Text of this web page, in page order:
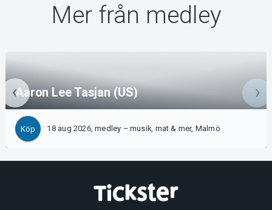
Mer från medley
Aaron Lee Tasjan (US)
Köp 18 aug 2026, medley – musik, mat & mer, Malmö